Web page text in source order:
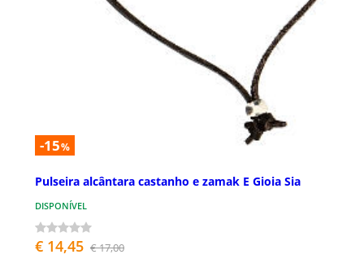
-15%
Pulseira alcântara castanho e zamak E Gioia Sia
DISPONÍVEL
€ 14,45 € 17,00